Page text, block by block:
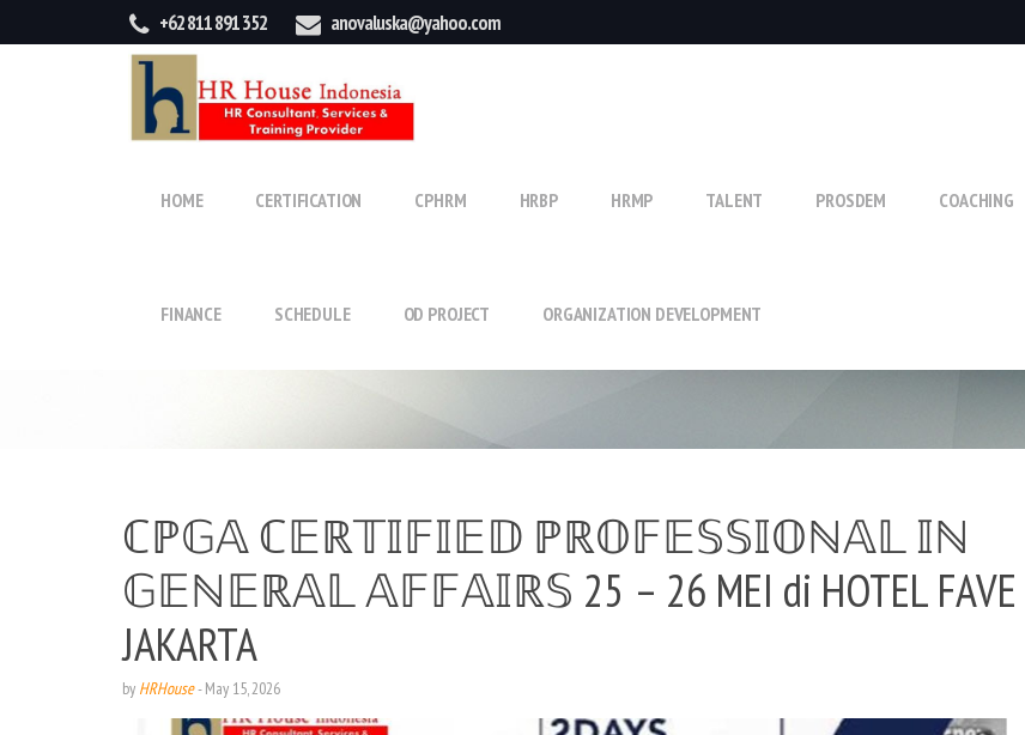
+62 811 891 352 anovaluska@yahoo.com
HOME CERTIFICATION CPHRM HRBP HRMP TALENT PROSDEM COACHING
FINANCE SCHEDULE OD PROJECT ORGANIZATION DEVELOPMENT
ℂℙ𝔾𝔸 ℂ𝔼ℝ𝕋𝕀𝔽𝕀𝔼𝔻 ℙℝ𝕆𝔽𝔼𝕊𝕊𝕀𝕆ℕ𝔸𝕃 𝕀ℕ
𝔾𝔼ℕ𝔼ℝ𝔸𝕃 𝔸𝔽𝔽𝔸𝕀ℝ𝕊 25 – 26 MEI di HOTEL FAVE
JAKARTA
by HRHouse-May 15, 2026